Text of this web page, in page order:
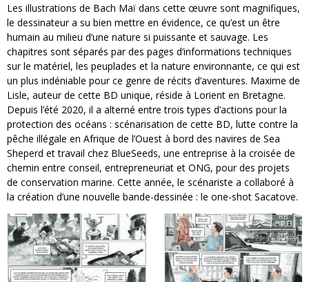
Les illustrations de Bach Maï dans cette œuvre sont magnifiques,
le dessinateur a su bien mettre en évidence, ce qu’est un être
humain au milieu d’une nature si puissante et sauvage. Les
chapitres sont séparés par des pages d’informations techniques
sur le matériel, les peuplades et la nature environnante, ce qui est
un plus indéniable pour ce genre de récits d’aventures. Maxime de
Lisle, auteur de cette BD unique, réside à Lorient en Bretagne.
Depuis l’été 2020, il a alterné entre trois types d’actions pour la
protection des océans : scénarisation de cette BD, lutte contre la
pêche illégale en Afrique de l’Ouest à bord des navires de Sea
Sheperd et travail chez BlueSeeds, une entreprise à la croisée de
chemin entre conseil, entrepreneuriat et ONG, pour des projets
de conservation marine. Cette année, le scénariste a collaboré à
la création d’une nouvelle bande-dessinée : le one-shot Sacatove.